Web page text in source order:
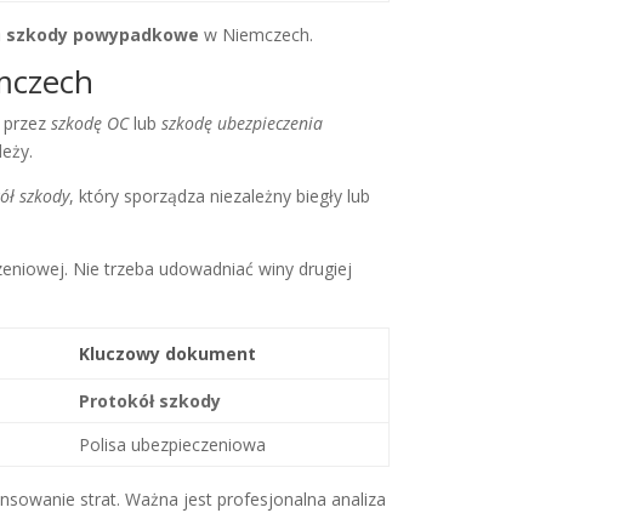
powypadkowe w Niemczech.
przezszkodę OClubszkodę ubezpieczenia
szkody, który sporządza niezależny biegły lub
Nie trzeba udowadniać winy drugiej
Kluczowy dokument
Protokół szkody
Polisa ubezpieczeniowa
strat. Ważna jest profesjonalna analiza